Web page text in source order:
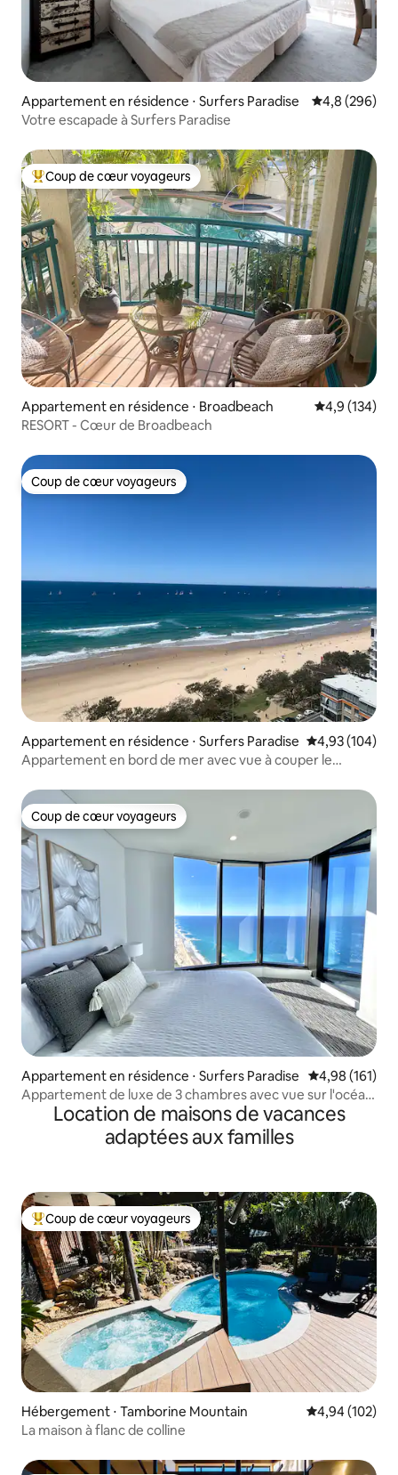
Appartement en résidence ⋅ Surfers Paradise Évaluation
4,8 (296)
Votre escapade à Surfers Paradise
Coups de cœur voyageurs les plus appréciés
Coup de cœur voyageurs
Appartement en résidence ⋅ Broadbeach Évaluation
4,9 (134)
RESORT - Cœur de Broadbeach
Coup de cœur voyageurs
Coup de cœur voyageurs
Appartement en résidence ⋅ Surfers Paradise Évaluation
4,93 (104)
Appartement en bord de mer avec vue à couper le
Coup de cœur voyageurs
Coup de cœur voyageurs
Appartement en résidence ⋅ Surfers Paradise Évaluation
4,98 (161)
Appartement de luxe de 3 chambres avec vue sur l'océan,
piscines et spa
Location de maisons de vacances
adaptées aux familles
Coups de cœur voyageurs les plus appréciés
Coup de cœur voyageurs
Hébergement ⋅ Tamborine Mountain Évaluation
4,94 (102)
La maison à flanc de colline